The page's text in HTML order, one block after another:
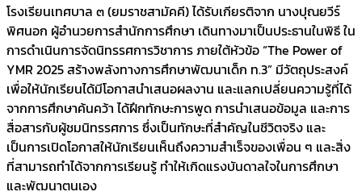
โรงเรียนเทศบาล ๓ (ยมราชสามัคคี) ได้รับเกียรติจาก นางปุณยวีร์
พิศนอก ผู้อำนวยการสำนักการศึกษา เดินทางมาเป็นประธานในพิธี ใน
การดำเนินการจัดนิทรรศการวิชาการ ภายใต้หัวข้อ “The Power of
YMR 2025 สร้างพลังทางการศึกษาพัฒนาเด็ก ท.3” มีวัตถุประสงค์
เพื่อให้นักเรียนได้มีโอกาสนำเสนอผลงาน และแลกเปลี่ยนความรู้ที่ได้
จากการศึกษาค้นคว้า ได้ฝึกทักษะการพูด การนำเสนอข้อมูล และการ
สื่อสารกับผู้ชมนิทรรศการ ซึ่งเป็นทักษะที่สำคัญในชีวิตจริง และ
เป็นการเปิดโอกาสให้นักเรียนเห็นถึงความสำเร็จของเพื่อน ๆ และสิ่ง
ที่สามารถทำได้จากการเรียนรู้ ทำให้เกิดแรงบันดาลใจในการศึกษา
และพัฒนาตนเอง